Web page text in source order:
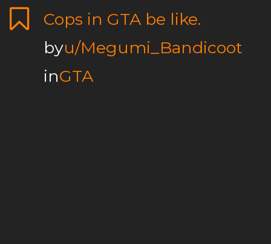
Cops in GTA be like.
byu/Megumi_Bandicoot
inGTA